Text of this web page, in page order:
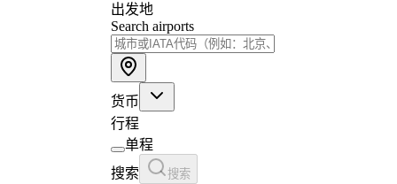
出发地
Search airports
货币
行程
单程
搜索
搜索